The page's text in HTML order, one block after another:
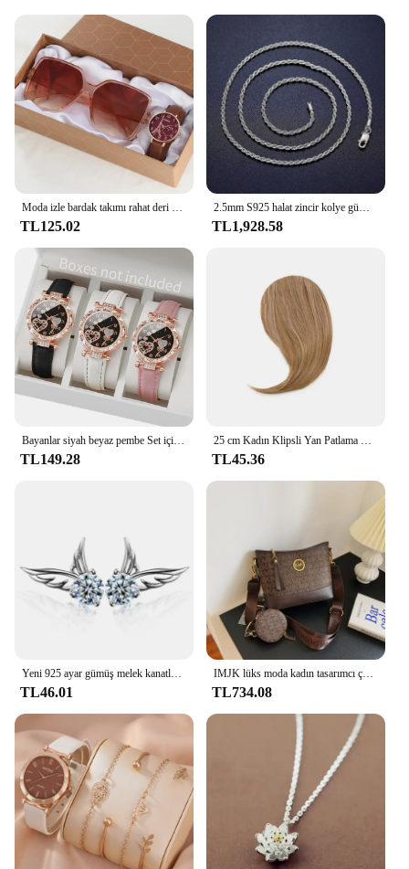
perfect size for you. The pack of two provides an
opportunity to have a backup or to mix and match
with your existing wardrobe. With these t-shirts,
you're not just buying a product; you're investing in
a staple that will keep you looking and feeling your
best, whether you're at the gym, running errands, or
socializing with friends.
Moda izle bardak takımı rahat deri kemer saatler kadınlar basit güneş gözlüğü bayanlar demir kule arama kuvars kol elbise C
TL125.02
2.5mm S925 halat zincir kolye gümüş asla Fade su geçirmez gerdanlık erkekler kadınlar takı gümüş renk zincirler hediye
TL1,928.58
Bayanlar siyah beyaz pembe Set için 3 adet/takım kadın moda deri kayış kalp şeklinde arama Quartz saat
TL149.28
25 cm Kadın Klipsli Yan Patlama Doğal Kalın Mat Alın Saç Uzantıları Patlama Siyah Kahverengi Sarışın Patlama Saçak Peruk Hairpieces
TL45.36
Yeni 925 ayar gümüş melek kanatları zirkon saplama küpe kadınlar için lüks tasarımcı takı en çok satan GaaBou
TL46.01
IMJK lüks moda kadın tasarımcı çantası el çantaları omuz messenger eğimli omuzdan askili çanta akşam çanta kare çanta
TL734.08